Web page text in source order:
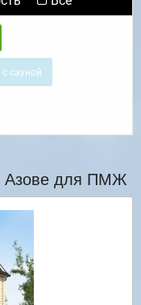
с сауной
Азове для ПМЖ